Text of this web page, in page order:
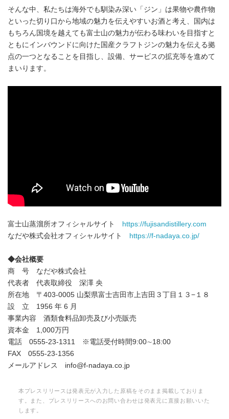
そんな中、私たちは海外でも馴染み深い「ジン」は果物や農作物
といった切り口から地域の魅力を伝えやすいお酒と考え、国内は
もちろん国境を越えても富士山の魅力が伝わる味わいを目指すと
ともにインバウンドに向けた国産クラフトジンの魅力を伝える拠
点の一つとなることを目指し、設備、サービスの拡充等を進めて
まいります。
富士山蒸溜所オフィシャルサイト
https://fujisandistillery.com
なだや株式会社オフィシャルサイト
https://f-nadaya.co.jp/
◆会社概要
商 号 なだや株式会社
代表者 代表取締役 深澤 央
所在地 〒403-0005 山梨県富士吉田市上吉田３丁目１３−１８
設 立 1956 年 6 月
事業内容 酒類食料品卸売及び小売販売
資本金 1,000万円
電話 0555-23-1311 ※電話受付時間9:00∼18:00
FAX 0555-23-1356
メールアドレス info@f-nadaya.co.jp
本プレスリリースは発表元が入力した原稿をそのまま掲載しておりま
す。また、プレスリリースへのお問い合わせは発表元に直接お願いいた
します。